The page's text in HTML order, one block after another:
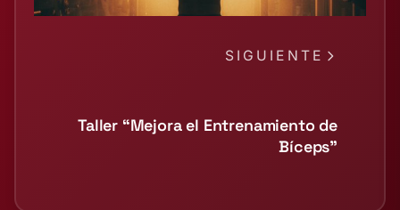
SIGUIENTE
Taller “Mejora el Entrenamiento de
Bíceps”